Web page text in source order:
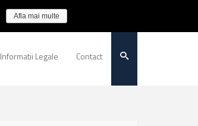
Informatii Legale Contact
Afla mai multe